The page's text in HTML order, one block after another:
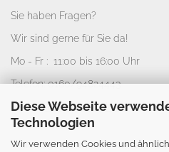
Diese Webseite
Technologien
Wir verwenden Cookies und
Sie haben Fragen?
Wir sind gerne für Sie da!
Mo - Fr : 11:00 bis 16:00 Uhr
Telefon: 0160/94824443
E-Mail:info@nice-deko.de
*Alle angegebenen Preise sind